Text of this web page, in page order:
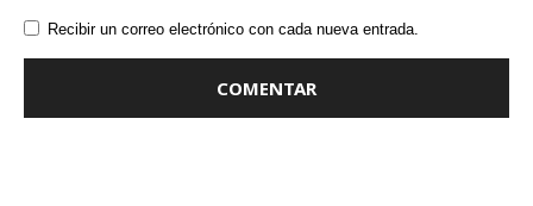
Recibir un correo electrónico con cada nueva entrada.